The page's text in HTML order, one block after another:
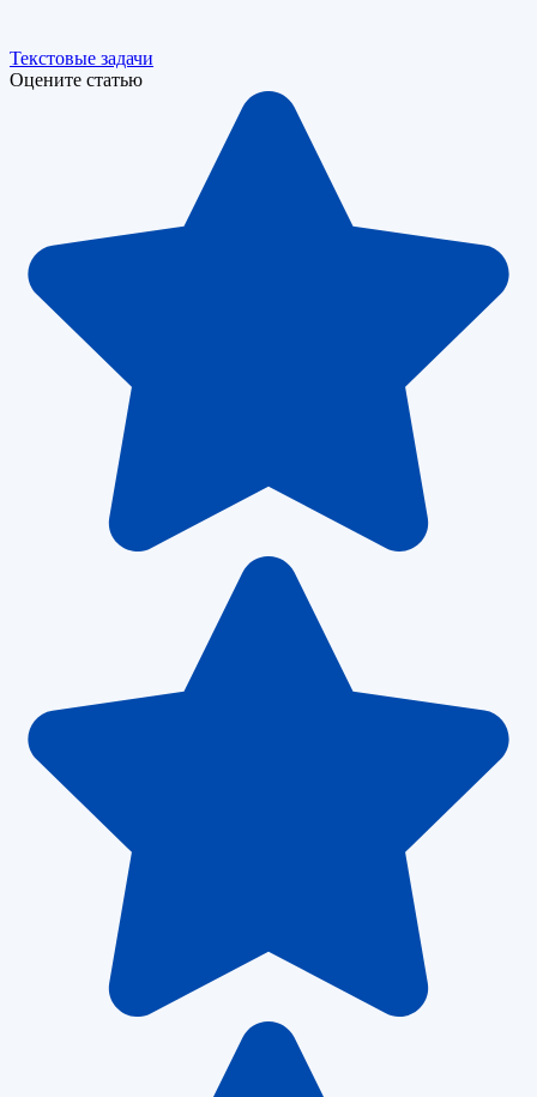
Текстовые задачи
Оцените статью